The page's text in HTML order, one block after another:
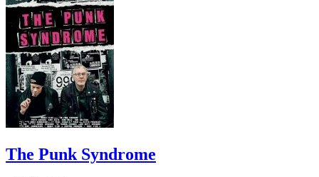
The Punk Syndrome